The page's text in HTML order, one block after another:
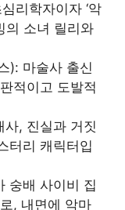
리학자이자 ‘악
의 소녀 릴리와
): 마술사 출신
적이고 도발적
사, 진실과 거짓
터리 캐릭터입
숭배 사이비 집
, 내면에 악마